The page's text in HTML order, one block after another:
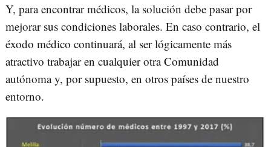
Y, para encontrar médicos, la solución debe pasar por
mejorar sus condiciones laborales. En caso contrario, el
éxodo médico continuará, al ser lógicamente más
atractivo trabajar en cualquier otra Comunidad
autónoma y, por supuesto, en otros países de nuestro
entorno.